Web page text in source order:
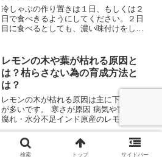
冷しゃぶの作り置きは１日、もしくは２
日で食べきるようにしてください。２日
目に食べるとしても、濃い味付けをして
冷凍のほうが長期間もつので助かります
よね！
レモンの木や葉が枯れる原因と
は？枯らさない為の育成方法と
は？
レモンの木が枯れる原因は主に下記の4つ
が多いです。 寒さが原因 病気や害虫 根
腐れ・水分不足インド原産のレモンは土
の中の温度がー3度ほどに冷えると枯れ始
めます、しっかりとした越冬準備をして
あげましょう。一番多い病気は「かいよ
う病」です。春か...
三菱UFJ銀行の新札交換の手続き
検索 トップ サイドバー